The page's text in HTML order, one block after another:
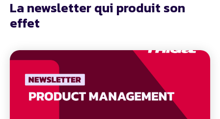
La newsletter qui produit son
effet